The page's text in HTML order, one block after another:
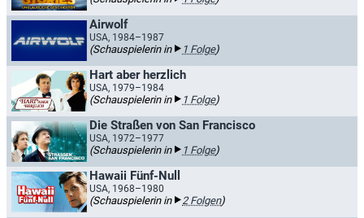
Airwolf
USA, 1984–1987
(Schauspielerin in 1 Folge)
Hart aber herzlich
USA, 1979–1984
(Schauspielerin in 1 Folge)
Die Straßen von San Francisco
USA, 1972–1977
(Schauspielerin in 1 Folge)
Hawaii Fünf-Null
USA, 1968–1980
(Schauspielerin in 2 Folgen)